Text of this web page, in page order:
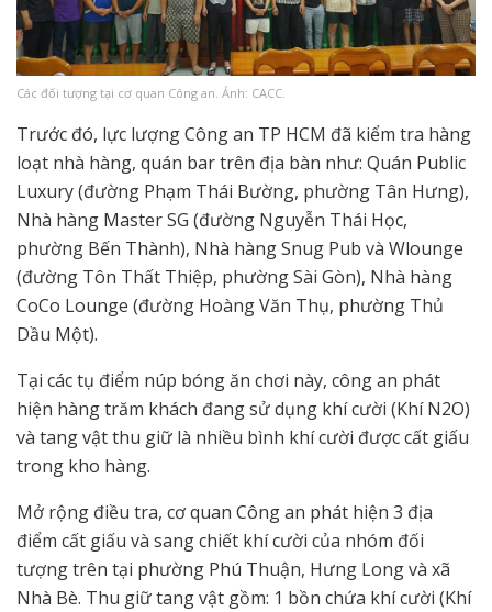
Các đối tượng tại cơ quan Công an. Ảnh: CACC.
Trước đó, lực lượng Công an TP HCM đã kiểm tra hàng
loạt nhà hàng, quán bar trên địa bàn như: Quán Public
Luxury (đường Phạm Thái Bường, phường Tân Hưng),
Nhà hàng Master SG (đường Nguyễn Thái Học,
phường Bến Thành), Nhà hàng Snug Pub và Wlounge
(đường Tôn Thất Thiệp, phường Sài Gòn), Nhà hàng
CoCo Lounge (đường Hoàng Văn Thụ, phường Thủ
Dầu Một).
Tại các tụ điểm núp bóng ăn chơi này, công an phát
hiện hàng trăm khách đang sử dụng khí cười (Khí N2O)
và tang vật thu giữ là nhiều bình khí cười được cất giấu
trong kho hàng.
Mở rộng điều tra, cơ quan Công an phát hiện 3 địa
điểm cất giấu và sang chiết khí cười của nhóm đối
tượng trên tại phường Phú Thuận, Hưng Long và xã
Nhà Bè. Thu giữ tang vật gồm: 1 bồn chứa khí cười (Khí